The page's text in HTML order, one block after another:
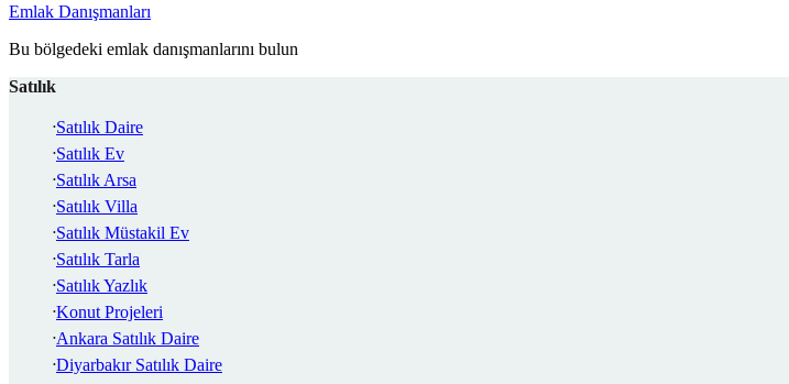
Emlak Danışmanları
Bu bölgedeki emlak danışmanlarını bulun
Satılık
Satılık Daire
Satılık Ev
Satılık Arsa
Satılık Villa
Satılık Müstakil Ev
Satılık Tarla
Satılık Yazlık
Konut Projeleri
Ankara Satılık Daire
Diyarbakır Satılık Daire